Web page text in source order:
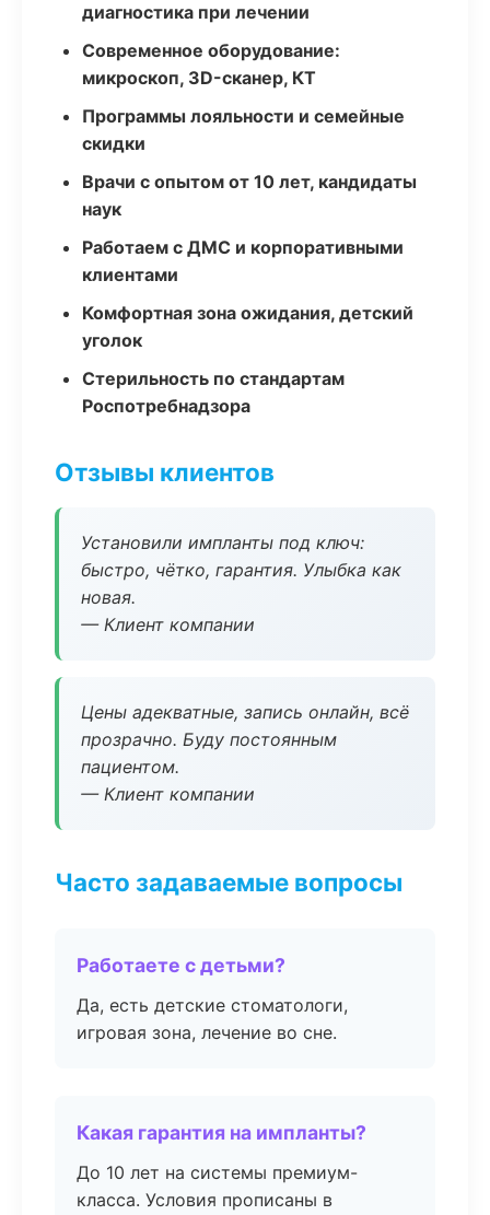
диагностика при лечении
Современное оборудование:
микроскоп, 3D-сканер, КТ
Программы лояльности и семейные
скидки
Врачи с опытом от 10 лет, кандидаты
наук
Работаем с ДМС и корпоративными
клиентами
Комфортная зона ожидания, детский
уголок
Стерильность по стандартам
Роспотребнадзора
Отзывы клиентов
Установили импланты под ключ:
быстро, чётко, гарантия. Улыбка как
новая.
— Клиент компании
Цены адекватные, запись онлайн, всё
прозрачно. Буду постоянным
пациентом.
— Клиент компании
Часто задаваемые вопросы
Работаете с детьми?
Да, есть детские стоматологи,
игровая зона, лечение во сне.
Какая гарантия на импланты?
До 10 лет на системы премиум-
класса. Условия прописаны в